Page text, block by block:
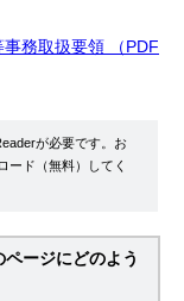
務取扱要領 （PDF
が必要です。お
ード（無料）してく
ージにどのよう